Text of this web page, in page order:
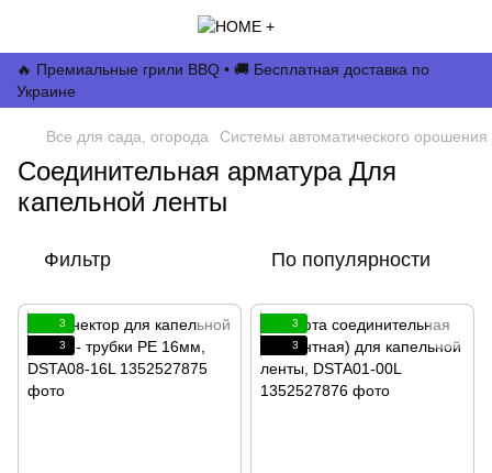
🔥 Премиальные грили BBQ • 🚚 Бесплатная доставка по
Украине
Все для сада, огорода Системы автоматического
Соединительная арматура Для
капельной ленты
Фильтр По популярности
3
3
3
3